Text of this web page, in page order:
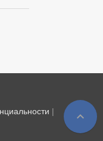
expand_less
|